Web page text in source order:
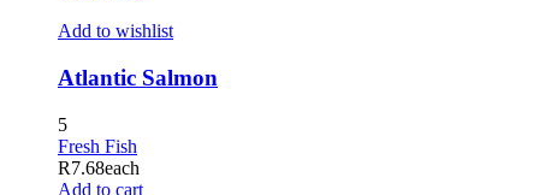
Add to wishlist
Atlantic Salmon
5
Fresh Fish
R7.68each
Add to cart